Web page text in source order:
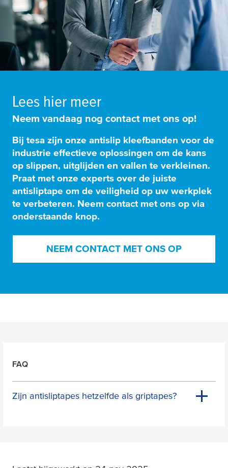
Lees hier meer
Neem vandaag nog contact met ons op!
Bij tesa zijn onze antislip kleefbanden voor de
industrie effectieve oplossingen om de kans
op slippen, uitglijden en vallen te verkleinen.
Praat met onze experts over de juiste
antisliptape om de veiligheid op uw werkplek
te verbeteren. Neem contact met ons op via
onderstaande knop.
NEEM CONTACT MET ONS OP
FAQ
Zijn antisliptapes hetzelfde als griptapes?